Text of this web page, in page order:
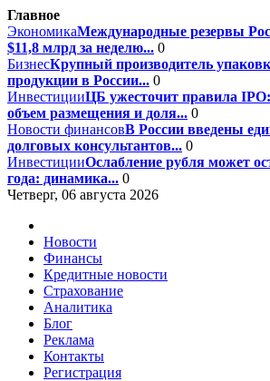
Главное
ЭкономикаМеждународные резервы
$11,8 млрд за неделю... 0
БизнесКрупный производитель
продукции в России... 0
ИнвестицииЦБ ужесточит правила
объем размещения и доля... 0
Новости финансовВ России введены
долговых консультантов... 0
ИнвестицииОслабление рубля может
года: динамика... 0
Четверг, 06 августа 2026
Новости
Финансы
Кредитные новости
Страхование
Аналитика
Блог
Реклама
Контакты
Регистрация